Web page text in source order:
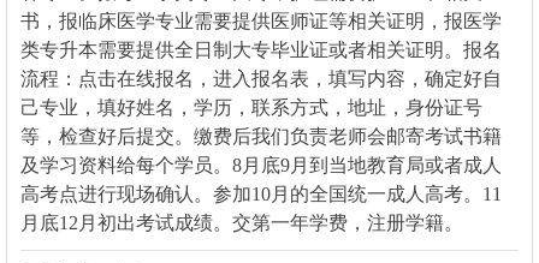
书，报临床医学专业需要提供医师证等相关证明，报医学
类专升本需要提供全日制大专毕业证或者相关证明。报名
流程：点击在线报名，进入报名表，填写内容，确定好自
己专业，填好姓名，学历，联系方式，地址，身份证号
等，检查好后提交。缴费后我们负责老师会邮寄考试书籍
及学习资料给每个学员。8月底9月到当地教育局或者成人
高考点进行现场确认。参加10月的全国统一成人高考。11
月底12月初出考试成绩。交第一年学费，注册学籍。